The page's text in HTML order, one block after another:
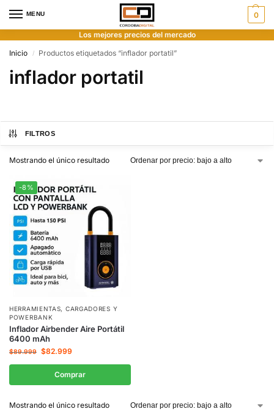
MENU 0
Los mejores precios del mercado
Inicio
/ Productos etiquetados “inflador portatil”
inflador portatil
FILTROS
Mostrando el único resultado
-8%
HERRAMIENTAS, CARGADORES Y
POWERBANK
Inflador Airbender Aire Portátil
6400 mAh
$89.999 $82.999
Comprar
Mostrando el único resultado